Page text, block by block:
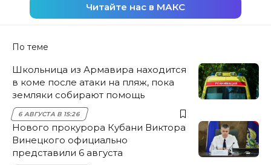
Читайте нас в МАКС
По теме
Школьница из Армавира находится
в коме после атаки на пляж, пока
земляки собирают помощь
6 АВГУСТА В 15:26
Нового прокурора Кубани Виктора
Винецкого официально
представили 6 августа